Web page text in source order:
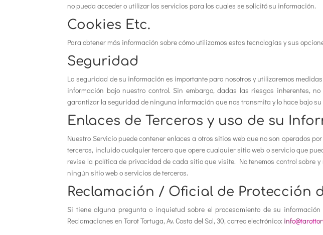
no pueda acceder o utilizar los servicios para los cuales se solicitó su información.
Cookies Etc.
Para obtener más información sobre cómo utilizamos estas tecnologías y sus
Seguridad
La seguridad de su información es importante para nosotros y utilizaremos
información bajo nuestro control. Sin embargo, dadas las riesgos inherentes,
garantizar la seguridad de ninguna información que nos transmita y lo hace bajo
Enlaces de Terceros y uso de su
Nuestro Servicio puede contener enlaces a otros sitios web que no son operados
terceros, incluido cualquier tercero que opere cualquier sitio web o servicio que
revise la política de privacidad de cada sitio que visite. No tenemos control
ningún sitio web o servicios de terceros.
Reclamación / Oficial de Protección
Si tiene alguna pregunta o inquietud sobre el procesamiento de su
Reclamaciones en Tarot Tortuga, Av. Costa del Sol, 30, correo electrónico: